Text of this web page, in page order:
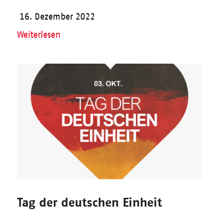
16. Dezember 2022
Weiterlesen
Tag der deutschen Einheit